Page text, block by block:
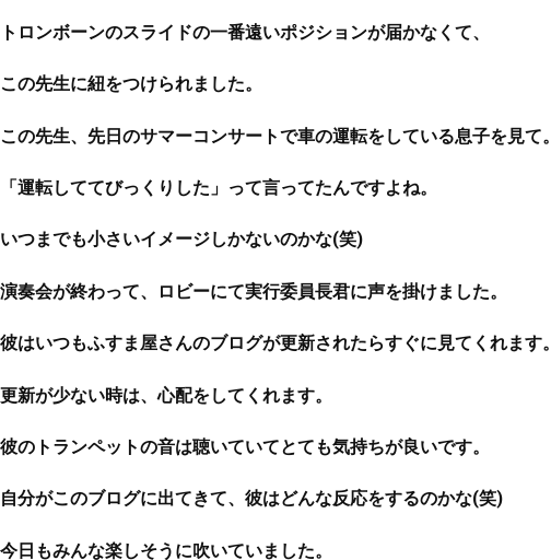
トロンボーンのスライドの一番遠いポジションが届かなくて、
この先生に紐をつけられました。
この先生、先日のサマーコンサートで車の運転をしている息子を見て。
「運転しててびっくりした」って言ってたんですよね。
いつまでも小さいイメージしかないのかな(笑)
演奏会が終わって、ロビーにて実行委員長君に声を掛けました。
彼はいつもふすま屋さんのブログが更新されたらすぐに見てくれます。
更新が少ない時は、心配をしてくれます。
彼のトランペットの音は聴いていてとても気持ちが良いです。
自分がこのブログに出てきて、彼はどんな反応をするのかな(笑)
今日もみんな楽しそうに吹いていました。